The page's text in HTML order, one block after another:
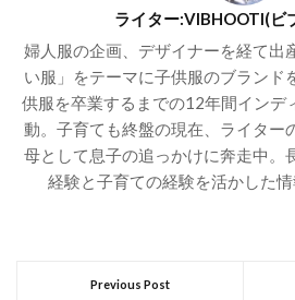
ライター:VIBHOOTI(ビ
婦人服の企画、デザイナーを経て出
い服」をテーマに子供服のブランド
供服を卒業するまでの12年間インデ
動。子育ても終盤の現在、ライター
母として息子の追っかけに奔走中。
経験と子育ての経験を活かした情
Previous Post